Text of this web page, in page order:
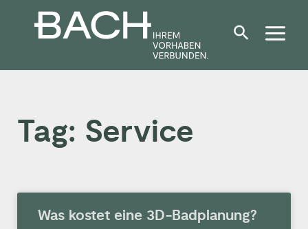
Tag: Service
Was kostet eine 3D-Badplanung?